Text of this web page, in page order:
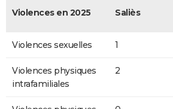
Violences en 2025 Saliès
Violences sexuelles 1
Violences physiques
intrafamiliales
2